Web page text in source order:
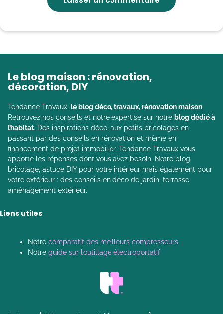
Le blog maison : rénovation,
décoration, DIY
Tendance Travaux, le blog déco, travaux, rénovation maison.
Retrouvez nos conseils et notre expertise sur notre blog dédié à
l’habitat. Des inspirations déco, aux petits bricolages en
passant par des conseils en rénovation et même en
financement de projet immobilier, Tendance Travaux vous
apporte les réponses dont vous avez besoin. Notre blog
bricolage, astuce DIY pour votre intérieur mais également pour
votre extérieur : des conseils en déco de jardin, terrasse,
aménagement extérieur.
Liens utiles
Notre comparatif des meilleurs compresseurs
Notre guide sur l’outillage électroportatif